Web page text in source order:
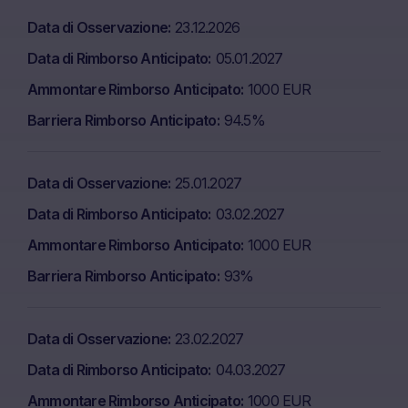
Data di Osservazione 23.12.2026
Data di Rimborso Anticipato 05.01.2027
Ammontare Rimborso Anticipato 1000 EUR
Barriera Rimborso Anticipato 94.5%
Data di Osservazione 25.01.2027
Data di Rimborso Anticipato 03.02.2027
Ammontare Rimborso Anticipato 1000 EUR
Barriera Rimborso Anticipato 93%
Data di Osservazione 23.02.2027
Data di Rimborso Anticipato 04.03.2027
Ammontare Rimborso Anticipato 1000 EUR
EC2M 3TQ.
Conflitti d’interesse
È necessario tenere conto del fatto che, di tanto in tanto,
Marex acquista o vende titoli, materie prime, futures e
correlati a tali titoli. Quanto sopra potrebbe avere un
agente di calcolo o sponsor dei sottostanti e, in quanto
tale, può prendere decisioni che influiscono sul valore
dei titoli.
in relazione alla distribuzione di titoli. Tali pagamenti di
commissioni ridurranno il rendimento che l’investitore è